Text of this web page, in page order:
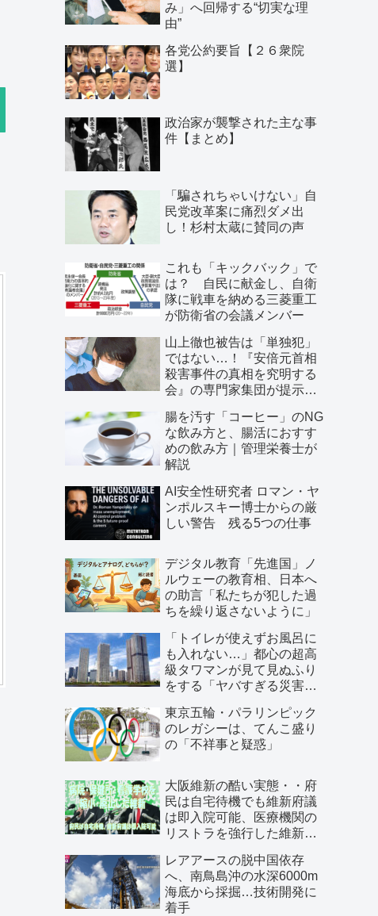
み」へ回帰する“切実な理
由”
各党公約要旨【２６衆院
選】
政治家が襲撃された主な事
件【まとめ】
「騙されちゃいけない」自
民党改革案に痛烈ダメ出
し！杉村太蔵に賛同の声
これも「キックバック」で
は？ 自民に献金し、自衛
隊に戦車を納める三菱重工
が防衛省の会議メンバー
山上徹也被告は「単独犯」
ではない…！『安倍元首相
殺害事件の真相を究明する
会』の専門家集団が提示し
腸を汚す「コーヒー」のNG
な飲み方と、腸活におすす
めの飲み方｜管理栄養士が
解説
AI安全性研究者 ロマン・ヤ
ンポルスキー博士からの厳
しい警告 残る5つの仕事
デジタル教育「先進国」ノ
ルウェーの教育相、日本へ
の助言「私たちが犯した過
ちを繰り返さないように」
「トイレが使えずお風呂に
も入れない…」都心の超高
級タワマンが見て見ぬふり
をする「ヤバすぎる災害リ
東京五輪・パラリンピック
のレガシーは、てんこ盛り
の「不祥事と疑惑」
大阪維新の酷い実態・・府
民は自宅待機でも維新府議
は即入院可能、医療機関の
リストラを強行した維新、
開催…
レアアースの脱中国依存
へ、南鳥島沖の水深6000m
海底から採掘…技術開発に
着手